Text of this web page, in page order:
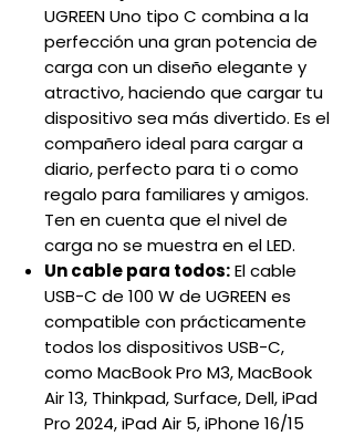
UGREEN Uno tipo C combina a la
perfección una gran potencia de
carga con un diseño elegante y
atractivo, haciendo que cargar tu
dispositivo sea más divertido. Es el
compañero ideal para cargar a
diario, perfecto para ti o como
regalo para familiares y amigos.
Ten en cuenta que el nivel de
carga no se muestra en el LED.
Un cable para todos:El cable
USB-C de 100 W de UGREEN es
compatible con prácticamente
todos los dispositivos USB-C,
como MacBook Pro M3, MacBook
Air 13, Thinkpad, Surface, Dell, iPad
Pro 2024, iPad Air 5, iPhone 16/15